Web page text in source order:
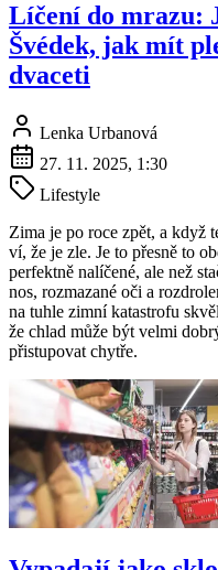
Líčení do mrazu:
Švédek, jak mít
dvaceti
Lenka Urbanová
27. 11. 2025, 1:30
Lifestyle
Zima je po roce zpět, a když
ví, že je zle. Je to přesně to
perfektně nalíčené, ale než
nos, rozmazané oči a
na tuhle zimní katastrofu
že chlad může být velmi
přistupovat chytře.